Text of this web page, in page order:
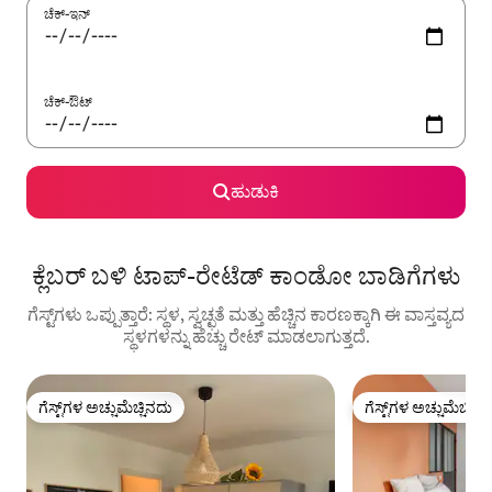
ಚೆಕ್-ಇನ್
ಚೆಕ್-ಔಟ್
ಹುಡುಕಿ
ಕ್ಲೆಬರ್ ಬಳಿ ಟಾಪ್-ರೇಟೆಡ್ ಕಾಂಡೋ ಬಾಡಿಗೆಗಳು
ಗೆಸ್ಟ್‌ಗಳು ಒಪ್ಪುತ್ತಾರೆ: ಸ್ಥಳ, ಸ್ವಚ್ಛತೆ ಮತ್ತು ಹೆಚ್ಚಿನ ಕಾರಣಕ್ಕಾಗಿ ಈ ವಾಸ್ತವ್ಯದ
ಸ್ಥಳಗಳನ್ನು ಹೆಚ್ಚು ರೇಟ್ ಮಾಡಲಾಗುತ್ತದೆ.
ಗೆಸ್ಟ್‌ಗಳ ಅಚ್ಚುಮೆಚ್ಚಿನದು
ಗೆಸ್ಟ್‌ಗಳ ಅಚ್ಚುಮೆಚ್ಚಿನದು ಗೆಸ್ಟ್‌ಗಳ
ಗೆಸ್ಟ್‌ಗಳ